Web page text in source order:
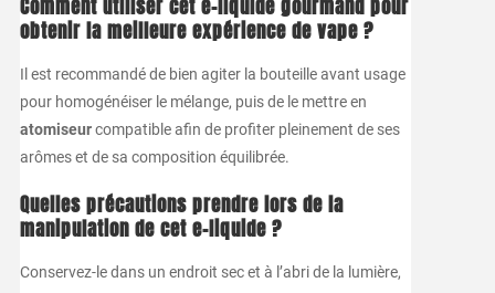
Comment utiliser cet e-liquide gourmandpour
obtenir la meilleure expérience de vape ?
Il est recommandé de bien agiter la bouteille avant usage
pour homogénéiser le mélange, puis de le mettre en
atomiseurcompatible afin de profiter pleinement de ses
arômes et de sa composition équilibrée.
Quelles précautions prendre lors de la
manipulation de cet e-liquide?
Conservez-le dans un endroit sec et à l’abri de la lumière,